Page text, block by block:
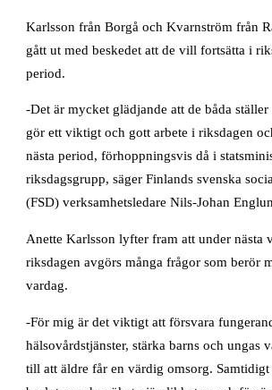
Karlsson från Borgå och Kvarnström från
gått ut med beskedet att de vill fortsätta i
period.
-Det är mycket glädjande att de båda
gör ett viktigt och gott arbete i riksdagen
nästa period, förhoppningsvis då i
riksdagsgrupp, säger Finlands svenska
(FSD) verksamhetsledare Nils-Johan
Anette Karlsson lyfter fram att under nästa
riksdagen avgörs många frågor som berör
vardag.
-För mig är det viktigt att försvara
hälsovårdstjänster, stärka barns och ungas
till att äldre får en värdig omsorg.